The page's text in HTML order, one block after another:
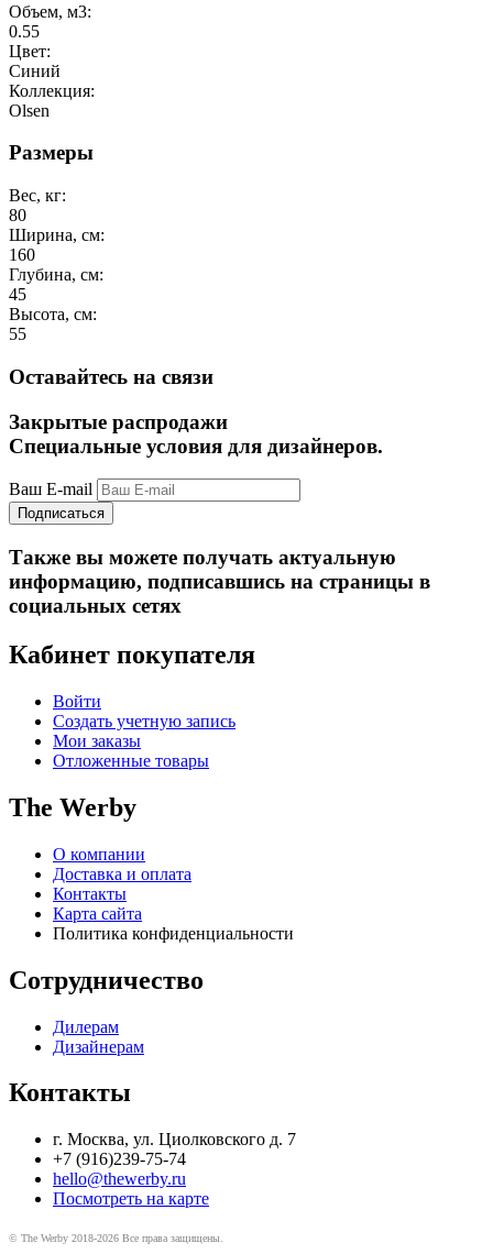
Объем, м3:
0.55
Цвет:
Синий
Коллекция:
Olsen
Размеры
Вес, кг:
80
Ширина, см:
160
Глубина, см:
45
Высота, см:
55
Оставайтесь на связи
Закрытые распродажи
Специальные условия для дизайнеров.
Ваш E-mail
Подписаться
Также вы можете получать актуальную
информацию, подписавшись на страницы в
социальных сетях
Кабинет покупателя
Войти
Создать учетную запись
Мои заказы
Отложенные товары
The Werby
О компании
Доставка и оплата
Контакты
Карта сайта
Политика конфиденциальности
Сотрудничество
Дилерам
Дизайнерам
Контакты
г. Москва, ул. Циолковского д. 7
+7 (916)239-75-74
hello@thewerby.ru
Посмотреть на карте
© The Werby 2018-2026 Все права защищены.